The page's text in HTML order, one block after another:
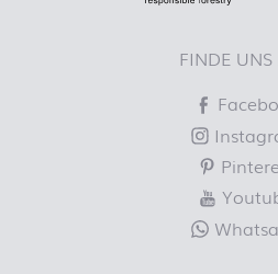
FINDE